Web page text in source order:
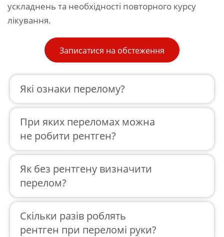
ускладнень та необхідності повторного курсу
лікування.
Записатися на обстеження
Які ознаки перелому?
При яких переломах можна
не робити рентген?
Як без рентгену визначити
перелом?
Скільки разів роблять
рентген при переломі руки?